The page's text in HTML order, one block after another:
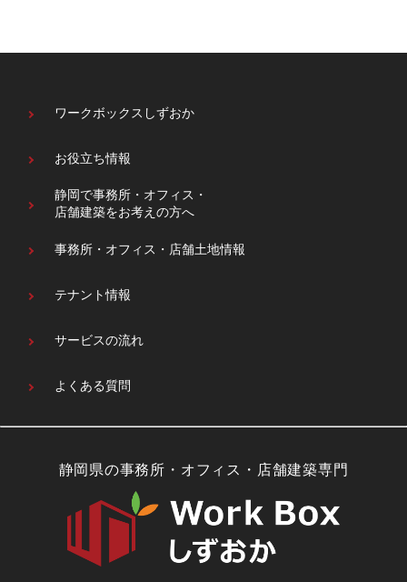
ワークボックスしずおか
お役立ち情報
静岡で事務所・オフィス・
店舗建築をお考えの方へ
事務所・オフィス・ 店舗土地情報
テナント情報
サービスの流れ
よくある質問
静岡県の事務所・オフィス・店舗建築専門